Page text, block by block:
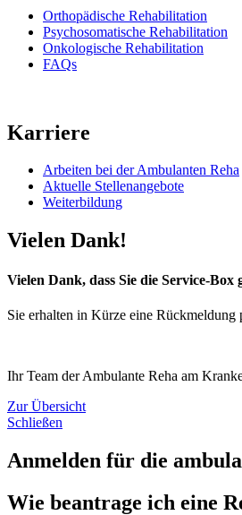
Orthopädische Rehabilitation
Psychosomatische Rehabilitation
Onkologische Rehabilitation
FAQs
Karriere
Arbeiten bei der Ambulanten Reha
Aktuelle Stellenangebote
Weiterbildung
Vielen Dank!
Vielen Dank, dass Sie die Service-Box
Sie erhalten in Kürze eine
Ihr Team der Ambulante Reha am
Zur Übersicht
Schließen
Anmelden für die
Wie beantrage ich eine